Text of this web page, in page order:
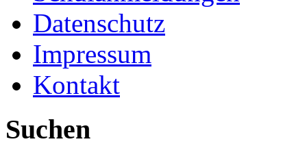
Datenschutz
Impressum
Kontakt
Suchen